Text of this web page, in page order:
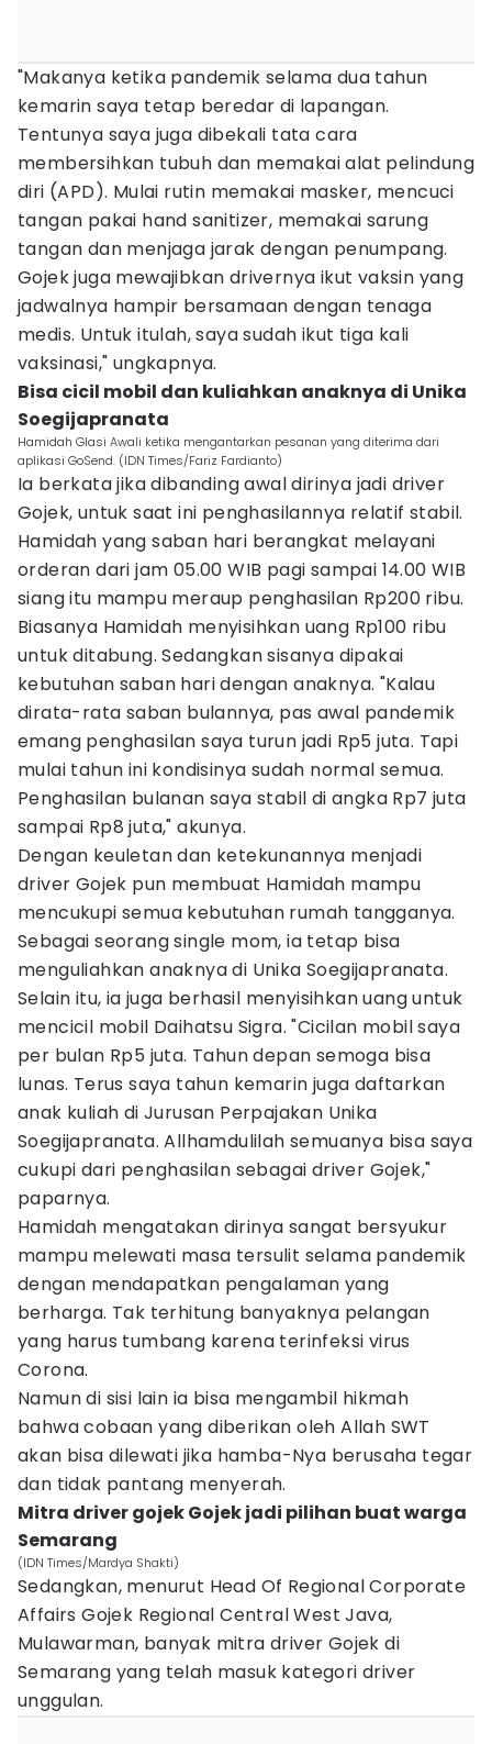
"Makanya ketika pandemik selama dua tahun
kemarin saya tetap beredar di lapangan.
Tentunya saya juga dibekali tata cara
membersihkan tubuh dan memakai alat pelindung
diri (APD). Mulai rutin memakai masker, mencuci
tangan pakai hand sanitizer, memakai sarung
tangan dan menjaga jarak dengan penumpang.
Gojek juga mewajibkan drivernya ikut vaksin yang
jadwalnya hampir bersamaan dengan tenaga
medis. Untuk itulah, saya sudah ikut tiga kali
vaksinasi," ungkapnya.
Bisa cicil mobil dan kuliahkan anaknya di Unika
Soegijapranata
Hamidah Glasi Awali ketika mengantarkan pesanan yang diterima dari
aplikasi GoSend. (IDN Times/Fariz Fardianto)
Ia berkata jika dibanding awal dirinya jadi driver
Gojek, untuk saat ini penghasilannya relatif stabil.
Hamidah yang saban hari berangkat melayani
orderan dari jam 05.00 WIB pagi sampai 14.00 WIB
siang itu mampu meraup penghasilan Rp200 ribu.
Biasanya Hamidah menyisihkan uang Rp100 ribu
untuk ditabung. Sedangkan sisanya dipakai
kebutuhan saban hari dengan anaknya. "Kalau
dirata-rata saban bulannya, pas awal pandemik
emang penghasilan saya turun jadi Rp5 juta. Tapi
mulai tahun ini kondisinya sudah normal semua.
Penghasilan bulanan saya stabil di angka Rp7 juta
sampai Rp8 juta," akunya.
Dengan keuletan dan ketekunannya menjadi
driver Gojek pun membuat Hamidah mampu
mencukupi semua kebutuhan rumah tangganya.
Sebagai seorang single mom, ia tetap bisa
menguliahkan anaknya di Unika Soegijapranata.
Selain itu, ia juga berhasil menyisihkan uang untuk
mencicil mobil Daihatsu Sigra. "Cicilan mobil saya
per bulan Rp5 juta. Tahun depan semoga bisa
lunas. Terus saya tahun kemarin juga daftarkan
anak kuliah di Jurusan Perpajakan Unika
Soegijapranata. Allhamdulilah semuanya bisa saya
cukupi dari penghasilan sebagai driver Gojek,"
paparnya.
Hamidah mengatakan dirinya sangat bersyukur
mampu melewati masa tersulit selama pandemik
dengan mendapatkan pengalaman yang
berharga. Tak terhitung banyaknya pelangan
yang harus tumbang karena terinfeksi virus
Corona.
Namun di sisi lain ia bisa mengambil hikmah
bahwa cobaan yang diberikan oleh Allah SWT
akan bisa dilewati jika hamba-Nya berusaha tegar
dan tidak pantang menyerah.
Mitra driver gojek Gojek jadi pilihan buat warga
Semarang
(IDN Times/Mardya Shakti)
Sedangkan, menurut Head Of Regional Corporate
Affairs Gojek Regional Central West Java,
Mulawarman, banyak mitra driver Gojek di
Semarang yang telah masuk kategori driver
unggulan.